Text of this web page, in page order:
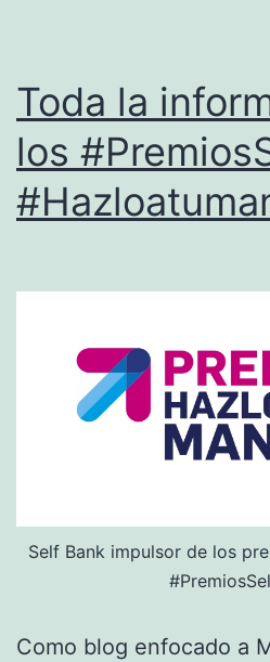
Toda la
los
Self Bank impulsor de los
Como blog enfocado a